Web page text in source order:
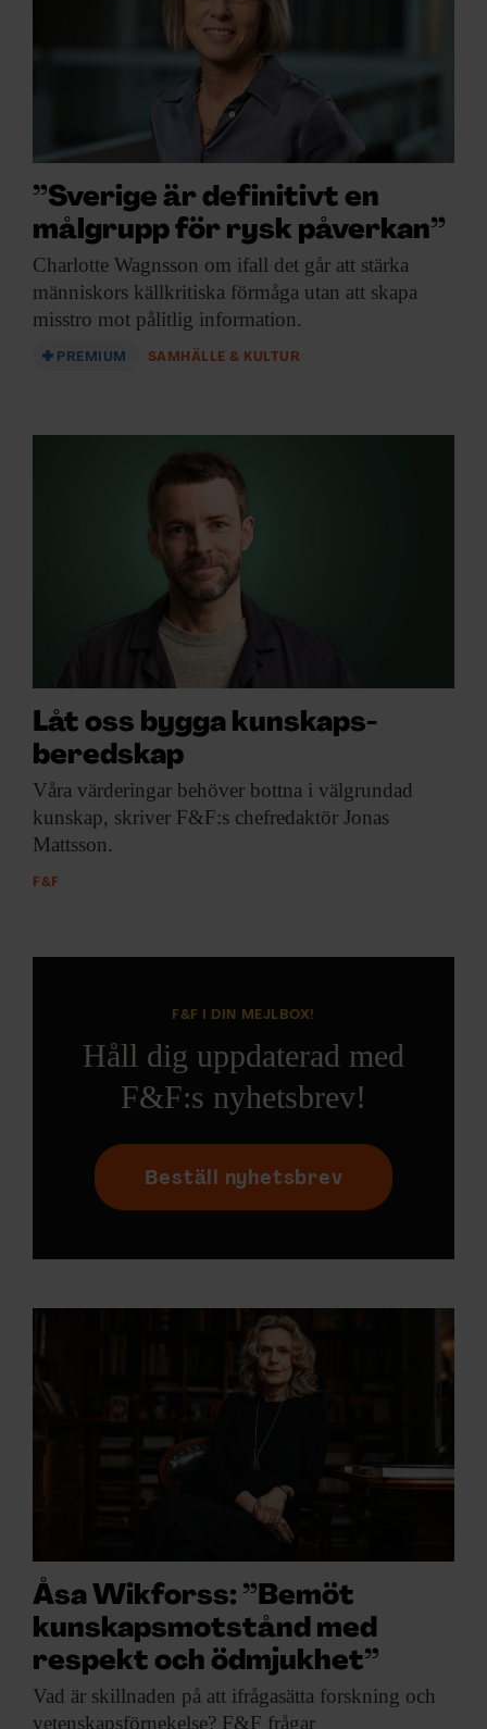
LYSSNA/PODD
EVENEMANG & RESOR
SHOP
KONTAKTA F&F
SKRIV I F&F
PRENUMERERA PÅ F&F
”Sverige är definitivt en
målgrupp för rysk påverkan”
Charlotte Wagnsson om ifall det går att stärka
människors källkritiska förmåga utan att skapa
misstro mot pålitlig information.
PREMIUM SAMHÄLLE & KULTUR
Låt oss bygga kunskaps­
beredskap
Våra värderingar behöver bottna i välgrundad
kunskap, skriver F&F:s chefredaktör Jonas
Mattsson.
F&F
F&F I DIN MEJLBOX!
Håll dig uppdaterad med
F&F:s nyhetsbrev!
Beställ nyhetsbrev
Åsa Wikforss: ”Bemöt
kunskapsmotstånd med
respekt och ödmjukhet”
Vad är skillnaden på att ifrågasätta forskning och
vetenskapsförnekelse? F&F frågar